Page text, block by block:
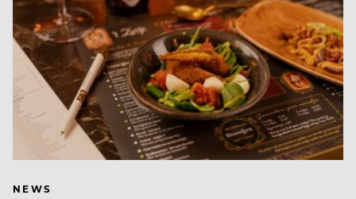
NEWS